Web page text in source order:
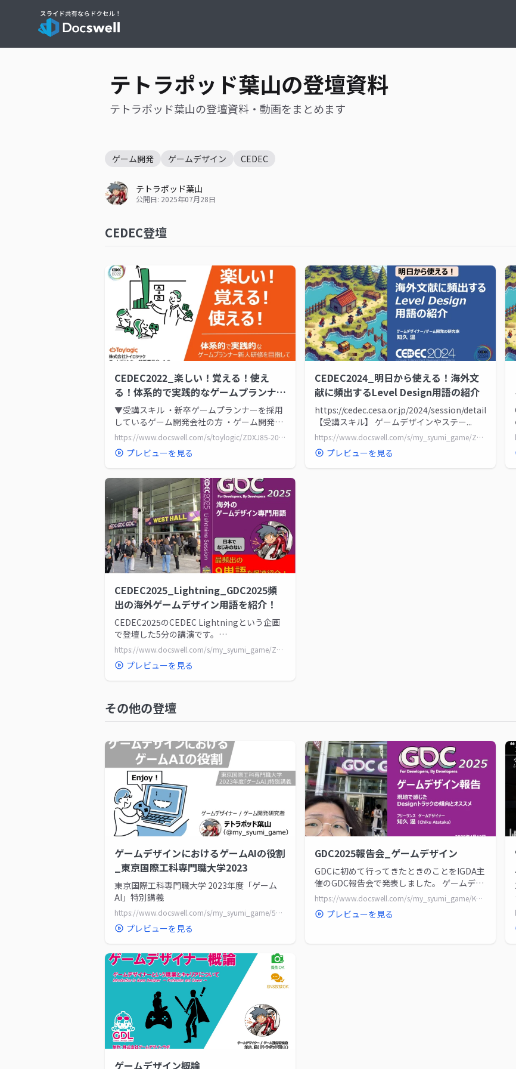
テトラポッド葉山の登壇資料
テトラポッド葉山の登壇資料・動画をまとめます
ゲーム開発 ゲームデザイン CEDEC
テトラポッド葉山
公開日: 2025年07月28日
CEDEC登壇
CEDEC2022_楽しい！覚える！使え
る！体系的で実践的なゲームプランナー
新人研修を目指して
▼受講スキル ・新卒ゲームプランナーを採用
しているゲーム開発会社の方 ・ゲーム開発者
およびゲームプラン...
https://www.docswell.com/s/toylogic/ZDXJ85-2022-08-25-145637
プレビューを見る
CEDEC2024_明日から使える！海外文
献に頻出するLevel Design用語の紹介
https://cedec.cesa.or.jp/2024/session/detail/
【受講スキル】 ゲームデザインやステー...
https://www.docswell.com/s/my_syumi_game/ZR22VE-CEDEC2024_LevelDesignKeywords
プレビューを見る
CEDEC2025_Lightning_GDC2025頻
出の海外ゲームデザイン用語を紹介！
CEDEC2025のCEDEC Lightningという企画
で登壇した5分の講演です。
https://cedec.cesa.or.jp/2025/timetabl... https://www.docswell.com/s/my_syumi_game/ZGQ3Y9-2025-07-29-CEDECLT2025
プレビューを見る
その他の登壇
ゲームデザインにおけるゲームAIの役割
_東京国際工科専門職大学2023
東京国際工科専門職大学 2023年度「ゲーム
AI」特別講義
https://www.docswell.com/s/my_syumi_game/54Q778-GameDesignAI
プレビューを見る
GDC2025報告会_ゲームデザイン
GDCに初めて行ってきたときのことをIGDA主
催のGDC報告会で発表しました。 ゲームデザ
イントラックについて...
https://www.docswell.com/s/my_syumi_game/KV1N7J-GDC2025_GameDesign
プレビューを見る
ゲームデザイン概論